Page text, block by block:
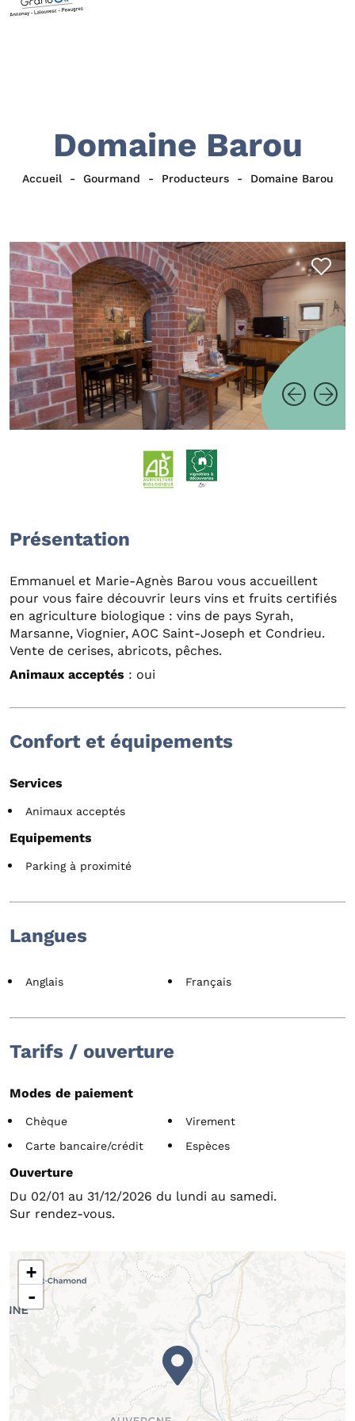
Domaine Barou
Accueil Gourmand Producteurs Domaine Barou
Présentation
Emmanuel et Marie-Agnès Barou vous accueillent
pour vous faire découvrir leurs vins et fruits certifiés
en agriculture biologique : vins de pays Syrah,
Marsanne, Viognier, AOC Saint-Joseph et Condrieu.
Vente de cerises, abricots, pêches.
Animaux acceptés : oui
Confort et équipements
Services
Animaux acceptés
Equipements
Parking à proximité
Langues
Anglais Français
Tarifs / ouverture
Modes de paiement
Chèque
Virement
Carte bancaire/crédit
Espèces
Ouverture
Du 02/01 au 31/12/2026 du lundi au samedi.
Sur rendez-vous.
+
-